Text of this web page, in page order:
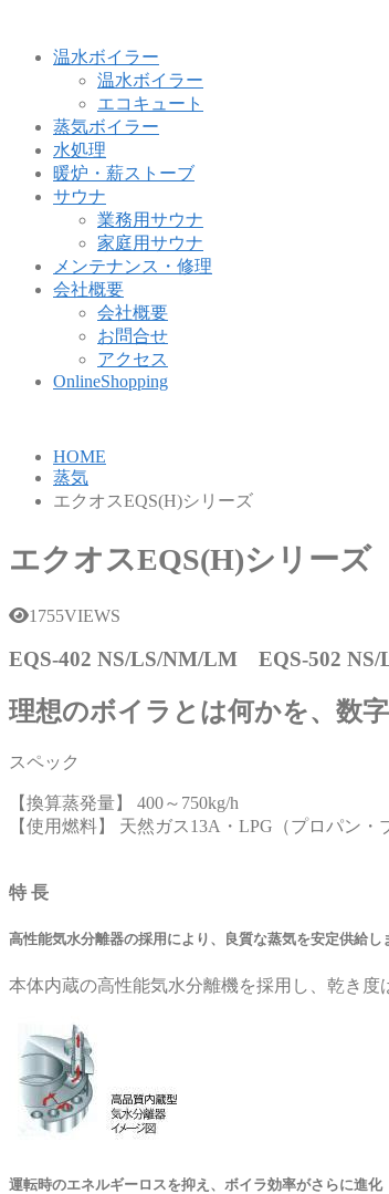
温水ボイラー
温水ボイラー
エコキュート
蒸気ボイラー
水処理
暖炉・薪ストーブ
サウナ
業務用サウナ
家庭用サウナ
メンテナンス・修理
会社概要
会社概要
お問合せ
アクセス
OnlineShopping
HOME
蒸気
エクオスEQS(H)シリーズ
エクオスEQS(H)シリーズ
1755VIEWS
EQS-402 NS/LS/NM/LM EQS-502
理想のボイラとは何かを、数
スペック
【換算蒸発量】 400～750kg/h
【使用燃料】 天然ガス13A・LPG（プロパン・
特 長
高性能気水分離器の採用により、良質な蒸気を安定供給し
本体内蔵の高性能気水分離機を採用し、乾き度
運転時のエネルギーロスを抑え、ボイラ効率がさらに進化